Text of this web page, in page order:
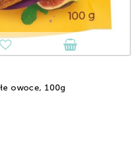
owoce, 100g